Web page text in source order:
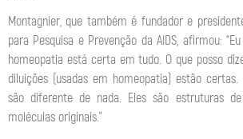
Montagnier, que também é fundador e
para Pesquisa e Prevenção da AIDS, afirmou:
homeopatia está certa em tudo. O que posso
diluições (usadas em homeopatia) estão
são diferente de nada. Eles são estruturas
moléculas originais.”